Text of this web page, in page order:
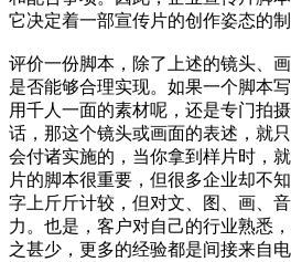
它决定着一部宣传片的创作姿态的制
评价一份脚本，除了上述的镜头、
是否能够合理实现。如果一个脚本
用千人一面的素材呢，还是专门拍
话，那这个镜头或画面的表述，就
会付诸实施的，当你拿到样片时，
片的脚本很重要，但很多企业却不
字上斤斤计较，但对文、图、画、
力。也是，客户对自己的行业熟悉
之甚少，更多的经验都是间接来自